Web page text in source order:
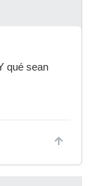
qué sean